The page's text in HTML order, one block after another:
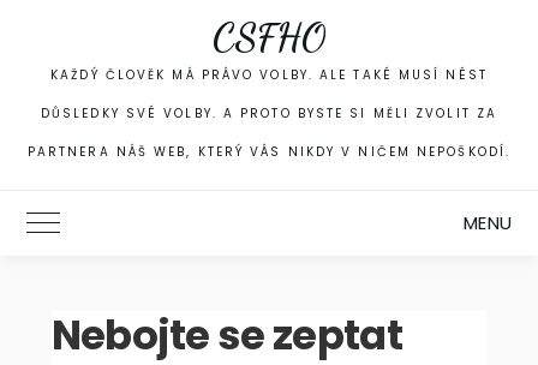
content
CSFHO
KAŽDÝ ČLOVĚK MÁ PRÁVO VOLBY. ALE TAKÉ MUSÍ NÉST
DŮSLEDKY SVÉ VOLBY. A PROTO BYSTE SI MĚLI ZVOLIT ZA
PARTNERA NÁŠ WEB, KTERÝ VÁS NIKDY V NIČEM NEPOŠKODÍ.
Toggle Main Menu MENU
Nebojte se zeptat